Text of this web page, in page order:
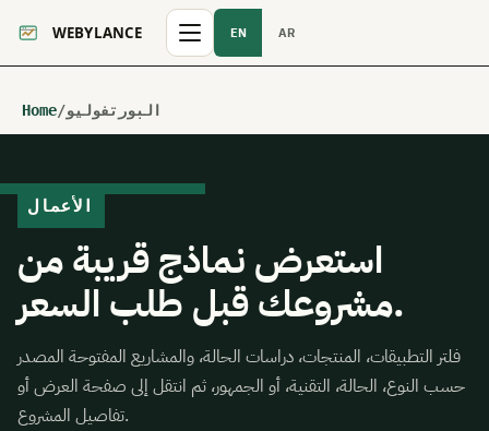
EN AR
Home/البورتفوليو
الأعمال
استعرض نماذج قريبة من
مشروعك قبل طلب السعر.
فلتر التطبيقات، المنتجات، دراسات الحالة، والمشاريع المفتوحة المصدر
حسب النوع، الحالة، التقنية، أو الجمهور، ثم انتقل إلى صفحة العرض أو
تفاصيل المشروع.